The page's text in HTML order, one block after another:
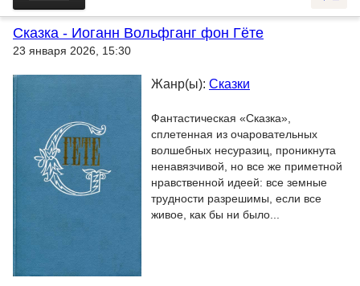
Сказка - Иоганн Вольфганг фон Гёте
23 января 2026, 15:30
Жанр(ы): Сказки
Фантастическая «Сказка»,
сплетенная из очаровательных
волшебных несуразиц, проникнута
ненавязчивой, но все же приметной
нравственной идеей: все земные
трудности разрешимы, если все
живое, как бы ни было...